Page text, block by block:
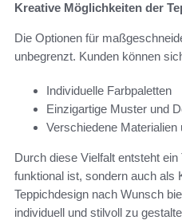
Kreative Möglichkeiten der
Die Optionen für
unbegrenzt. Kunden können
Individuelle Farbpaletten
Einzigartige Muster und
Verschiedene Materialien
Durch diese Vielfalt entsteht
funktional ist, sondern auch als
Teppichdesign nach Wunsch
individuell und stilvoll zu